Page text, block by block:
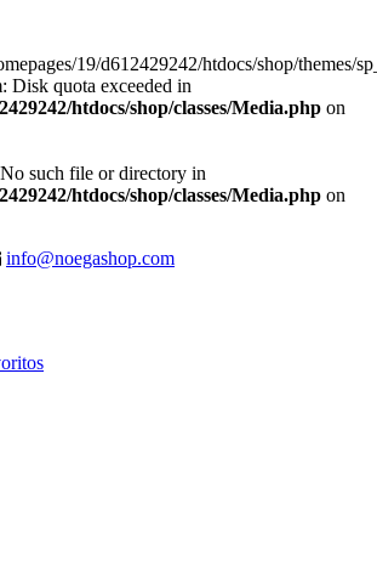
19/d612429242/htdocs/shop/themes/
Disk quota exceeded in
htdocs/shop/classes/Media.php on
such file or directory in
htdocs/shop/classes/Media.php on
info@noegashop.com